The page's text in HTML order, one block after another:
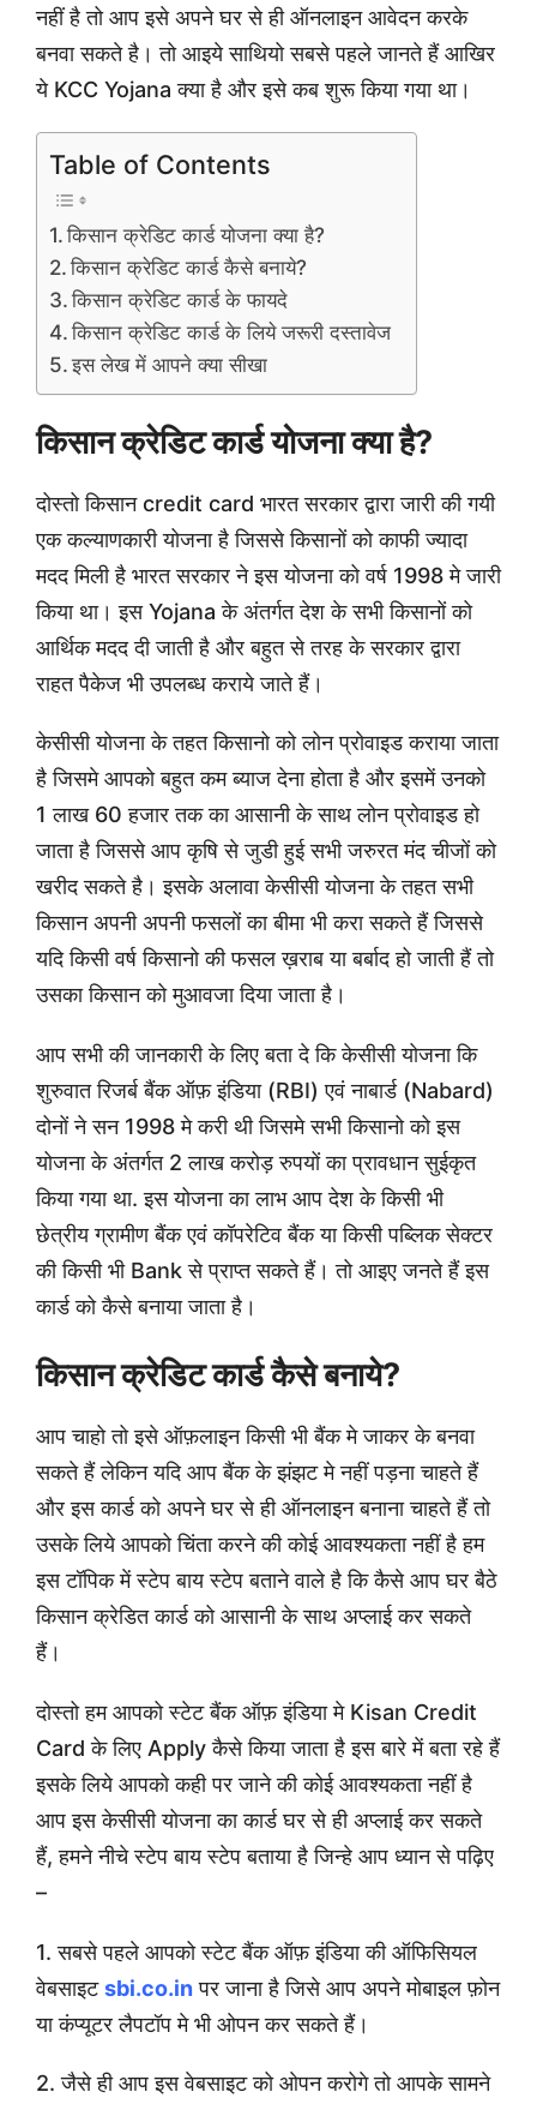
नहीं है तो आप इसे अपने घर से ही ऑनलाइन आवेदन करके
बनवा सकते है। तो आइये साथियो सबसे पहले जानते हैं आखिर
ये KCC Yojana क्या है और इसे कब शुरू किया गया था।
Table of Contents
किसान क्रेडिट कार्ड योजना क्या है?
किसान क्रेडिट कार्ड कैसे बनाये?
किसान क्रेडिट कार्ड के फायदे
किसान क्रेडिट कार्ड के लिये जरूरी दस्तावेज
इस लेख में आपने क्या सीखा
किसान क्रेडिट कार्ड योजना क्या है?
दोस्तो किसान credit card भारत सरकार द्वारा जारी की गयी
एक कल्याणकारी योजना है जिससे किसानों को काफी ज्यादा
मदद मिली है भारत सरकार ने इस योजना को वर्ष 1998 मे जारी
किया था। इस Yojana के अंतर्गत देश के सभी किसानों को
आर्थिक मदद दी जाती है और बहुत से तरह के सरकार द्वारा
राहत पैकेज भी उपलब्ध कराये जाते हैं।
केसीसी योजना के तहत किसानो को लोन प्रोवाइड कराया जाता
है जिसमे आपको बहुत कम ब्याज देना होता है और इसमें उनको
1 लाख 60 हजार तक का आसानी के साथ लोन प्रोवाइड हो
जाता है जिससे आप कृषि से जुडी हुई सभी जरुरत मंद चीजों को
खरीद सकते है। इसके अलावा केसीसी योजना के तहत सभी
किसान अपनी अपनी फसलों का बीमा भी करा सकते हैं जिससे
यदि किसी वर्ष किसानो की फसल ख़राब या बर्बाद हो जाती हैं तो
उसका किसान को मुआवजा दिया जाता है।
आप सभी की जानकारी के लिए बता दे कि केसीसी योजना कि
शुरुवात रिजर्ब बैंक ऑफ़ इंडिया (RBI) एवं नाबार्ड (Nabard)
दोनों ने सन 1998 मे करी थी जिसमे सभी किसानो को इस
योजना के अंतर्गत 2 लाख करोड़ रुपयों का प्रावधान सुईकृत
किया गया था. इस योजना का लाभ आप देश के किसी भी
छेत्रीय ग्रामीण बैंक एवं कॉपरेटिव बैंक या किसी पब्लिक सेक्टर
की किसी भी Bank से प्राप्त सकते हैं। तो आइए जनते हैं इस
कार्ड को कैसे बनाया जाता है।
किसान क्रेडिट कार्ड कैसे बनाये?
आप चाहो तो इसे ऑफ़लाइन किसी भी बैंक मे जाकर के बनवा
सकते हैं लेकिन यदि आप बैंक के झंझट मे नहीं पड़ना चाहते हैं
और इस कार्ड को अपने घर से ही ऑनलाइन बनाना चाहते हैं तो
उसके लिये आपको चिंता करने की कोई आवश्यकता नहीं है हम
इस टॉपिक में स्टेप बाय स्टेप बताने वाले है कि कैसे आप घर बैठे
किसान क्रेडित कार्ड को आसानी के साथ अप्लाई कर सकते
हैं।
दोस्तो हम आपको स्टेट बैंक ऑफ़ इंडिया मे Kisan Credit
Card के लिए Apply कैसे किया जाता है इस बारे में बता रहे हैं
इसके लिये आपको कही पर जाने की कोई आवश्यकता नहीं है
आप इस केसीसी योजना का कार्ड घर से ही अप्लाई कर सकते
हैं, हमने नीचे स्टेप बाय स्टेप बताया है जिन्हे आप ध्यान से पढ़िए
–
1. सबसे पहले आपको स्टेट बैंक ऑफ़ इंडिया की ऑफिसियल
वेबसाइटsbi.co.inपर जाना है जिसे आप अपने मोबाइल फ़ोन
या कंप्यूटर लैपटॉप मे भी ओपन कर सकते हैं।
2. जैसे ही आप इस वेबसाइट को ओपन करोगे तो आपके सामने